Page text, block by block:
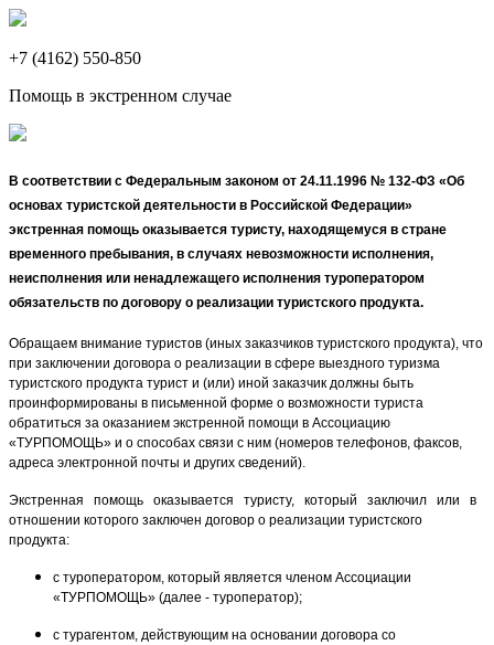
+7 (4162) 550-850
Помощь в экстренном случае
В соответствии с Федеральным законом от 24.11.1996 № 132-ФЗ «Об
основах туристской деятельности в Российской Федерации»
экстренная помощь оказывается туристу, находящемуся в стране
временного пребывания, в случаях невозможности исполнения,
неисполнения или ненадлежащего исполнения туроператором
обязательств по договору о реализации туристского продукта.
Обращаем внимание туристов (иных заказчиков туристского продукта), что
при заключении договора о реализации в сфере выездного туризма
туристского продукта турист и (или) иной заказчик должны быть
проинформированы в письменной форме о возможности туриста
обратиться за оказанием экстренной помощи в Ассоциацию
«ТУРПОМОЩЬ» и о способах связи с ним (номеров телефонов, факсов,
адреса электронной почты и других сведений).
Экстренная помощь оказывается туристу, который заключил или в
отношении которого заключен договор о реализации туристского
продукта:
с туроператором, который является членом Ассоциации
«ТУРПОМОЩЬ» (далее - туроператор);
с турагентом, действующим на основании договора со